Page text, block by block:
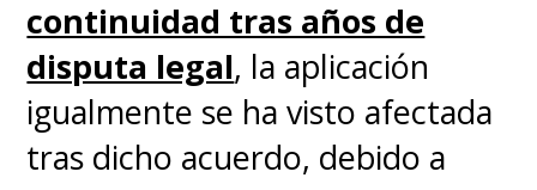
ByteDance y TikTok
presentaron una solicitud de
emergenciapara bloquear
continuidad tras años de
disputa legal, la aplicación
igualmente se ha visto afectada
tras dicho acuerdo, debido a